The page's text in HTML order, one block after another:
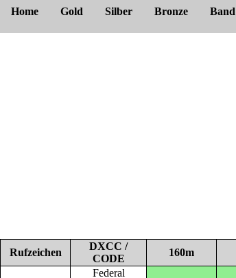
Home Gold Silber Bronze Band
Rufzeichen
DXCC /
CODE
160m
Federal